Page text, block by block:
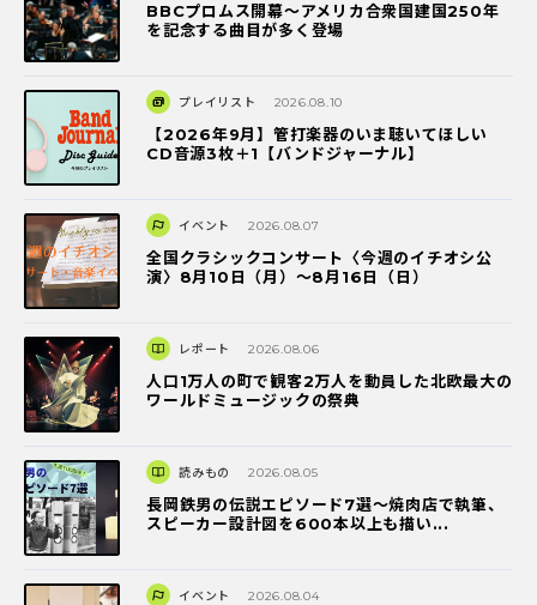
BBCプロムス開幕～アメリカ合衆国建国250年
を記念する曲目が多く登場
プレイリスト 2026.08.10
【2026年9月】管打楽器のいま聴いてほしい
CD音源3枚＋1【バンドジャーナル】
イベント 2026.08.07
全国クラシックコンサート〈今週のイチオシ公
演〉8月10日（月）～8月16日（日）
レポート 2026.08.06
人口1万人の町で観客2万人を動員した北欧最大の
ワールドミュージックの祭典
読みもの 2026.08.05
長岡鉄男の伝説エピソード7選〜焼肉店で執筆、
スピーカー設計図を600本以上も描い...
イベント 2026.08.04